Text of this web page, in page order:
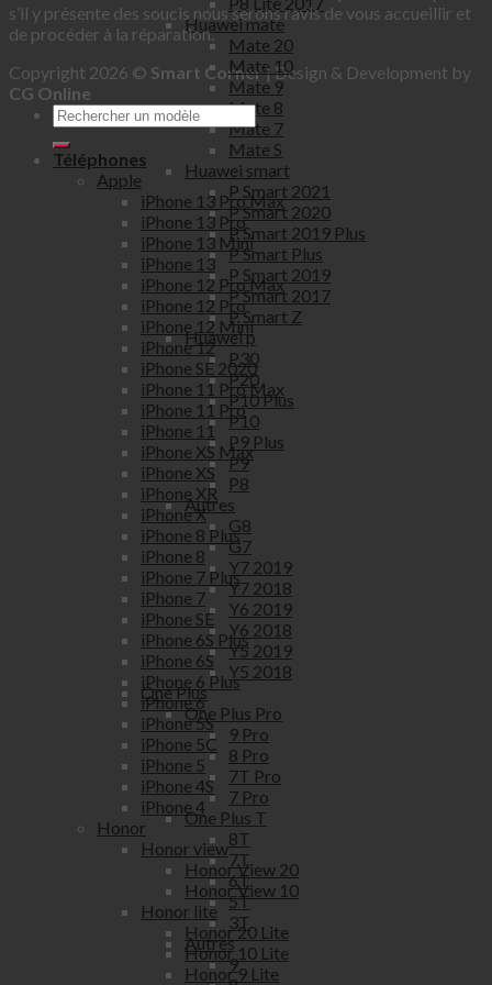
Huawei mate
Mate 20
Mate 10
Mate 9
Mate 8
Mate 7
Mate S
Huawei smart
P Smart 2021
P Smart 2020
P Smart 2019 Plus
P Smart Plus
P Smart 2019
P Smart 2017
P Smart Z
Huawei p
P30
P20
P10 Plus
P10
P9 Plus
P9
P8
Autres
G8
G7
Y7 2019
Y7 2018
Y6 2019
Y6 2018
Y5 2019
Y5 2018
One Plus
One Plus Pro
9 Pro
8 Pro
7T Pro
7 Pro
One Plus T
8T
7T
6T
5T
3T
Autres
9
s’il y présente des soucis nous serons ravis de vous accueillir et
de procéder à la réparation.
Copyright 2026 © Smart Corner| Design & Development by
CG Online
Téléphones
Apple
iPhone 13 Pro Max
iPhone 13 Pro
iPhone 13 Mini
iPhone 13
iPhone 12 Pro Max
iPhone 12 Pro
iPhone 12 Mini
iPhone 12
iPhone SE 2020
iPhone 11 Pro Max
iPhone 11 Pro
iPhone 11
iPhone XS Max
iPhone XS
iPhone XR
iPhone X
iPhone 8 Plus
iPhone 8
iPhone 7 Plus
iPhone 7
iPhone SE
iPhone 6S Plus
iPhone 6S
iPhone 6 Plus
iPhone 6
iPhone 5S
iPhone 5C
iPhone 5
iPhone 4S
iPhone 4
Honor
Honor view
Honor View 20
Honor View 10
Honor lite
Honor 20 Lite
Honor 10 Lite
Honor 9 Lite